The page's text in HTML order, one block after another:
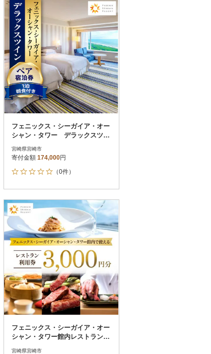
その他 解除
さとふる限定のお礼品
定期便
さとふるアプリdeワンストップ申請
対象
フェニックス・シーガイア・オー
シャン・タワー デラックスツイ
ンペアホテル宿泊券_温泉
宮崎県宮崎市
寄付金額 174,000円
（0件）
フェニックス・シーガイア・オー
シャン・タワー館内レストラン利
宮崎県宮崎市